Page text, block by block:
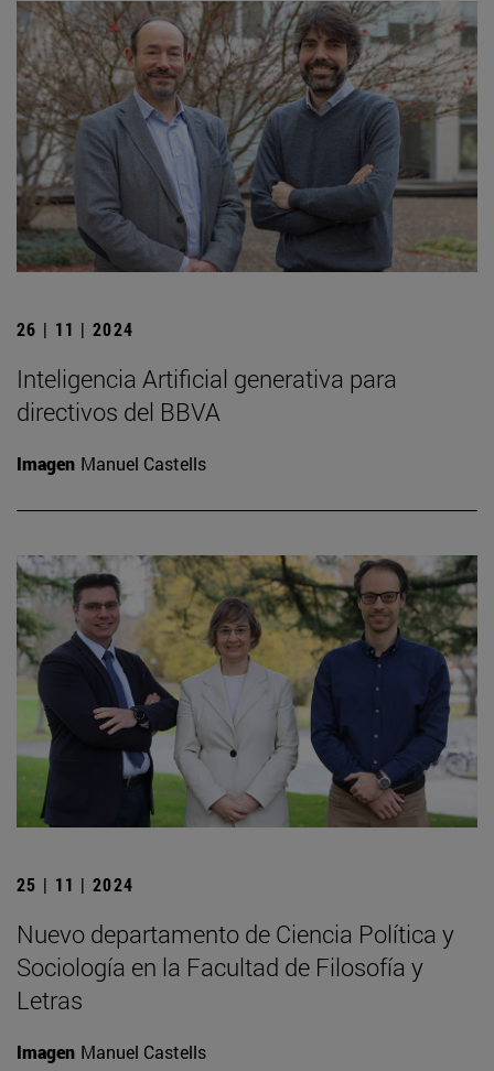
26 | 11 | 2024
Inteligencia Artificial generativa para
directivos del BBVA
Imagen Manuel Castells
25 | 11 | 2024
Nuevo departamento de Ciencia Política y
Sociología en la Facultad de Filosofía y
Letras
Imagen Manuel Castells